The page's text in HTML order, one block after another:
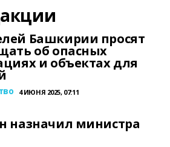
Башкирии просят
об опасных
и объектах для
4 ИЮНЯ 2025, 07:11
назначил министра